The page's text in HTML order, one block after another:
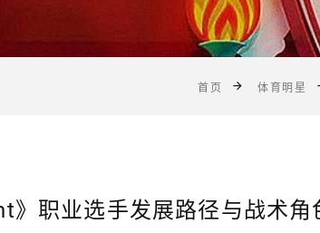
首页 体育明星
》职业选手发展路径与战术